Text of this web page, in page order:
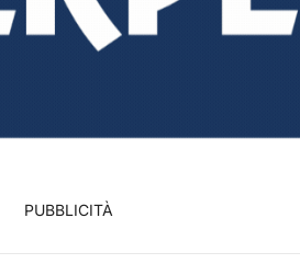
PUBBLICITÀ